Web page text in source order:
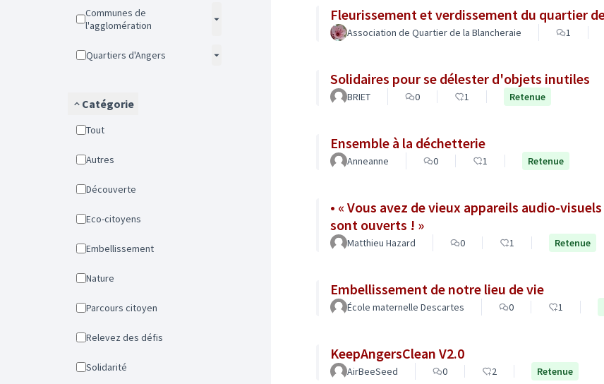
Communes de
l'agglomération
Quartiers d'Angers
Catégorie
Tout
Autres
Découverte
Eco-citoyens
Embellissement
Nature
Parcours citoyen
Relevez des défis
Solidarité
Fleurissement et verdissement du quartier
Association de Quartier de la Blancheraie 1
Solidaires pour se délester d'objets inutiles
BRIET 0 1 Retenue
Ensemble à la déchetterie
Anneanne 0 1 Retenue
• « Vous avez de vieux appareils audio-
sont ouverts ! »
Matthieu Hazard 0 1 Retenue
Embellissement de notre lieu de vie
École maternelle Descartes 0 1
KeepAngersClean V2.0
AirBeeSeed 0 2 Retenue